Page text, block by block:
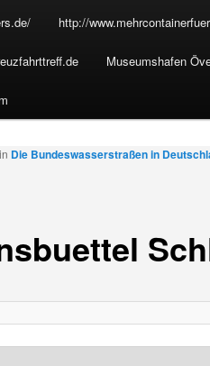
http://
Museumshafen
in Die Bundeswasserstraßen in